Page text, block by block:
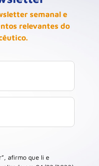
semanal e
relevantes do
afirmo que li e